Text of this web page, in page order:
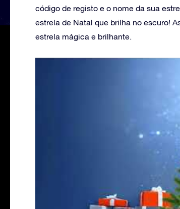
código de registo e o nome da sua
estrela de Natal que brilha no escuro!
estrela mágica e brilhante.